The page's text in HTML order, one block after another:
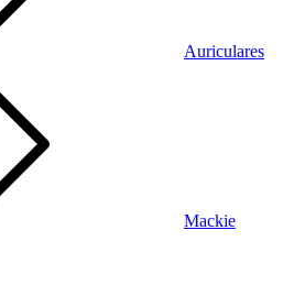
Auriculares
Mackie